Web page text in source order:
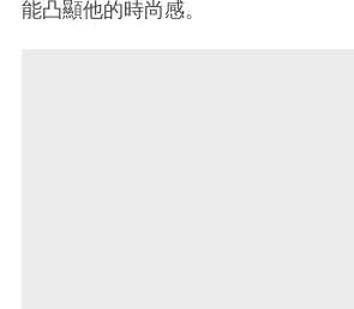
能凸顯他的時尚感。